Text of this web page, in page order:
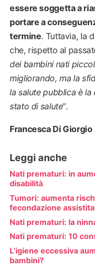
essere soggetta a
portare a
termine. Tuttavia, la
che, rispetto al
dei bambini nati
migliorando, ma la
la salute pubblica è
stato di salute“.
Francesca Di Giorgio
Leggi anche
Nati prematuri: in
disabilità
Tumori: aumenta
fecondazione assistita
Nati prematuri: la
Nati prematuri: 10
L’igiene eccessiva
bambini?